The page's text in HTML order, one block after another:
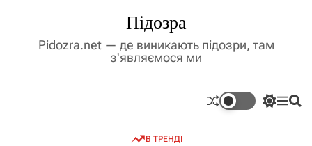
Підозра
Pidozra.net — де виникають підозри, там
з'являємося ми
П
М П
В ТРЕНДІ